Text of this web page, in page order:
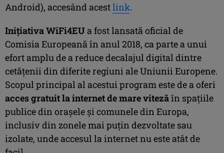
Android), accesând acestlink.
Inițiativa WiFi4EUa fost lansată oficial de
Comisia Europeană în anul 2018, ca parte a unui
efort amplu de a reduce decalajul digital dintre
cetățenii din diferite regiuni ale Uniunii Europene.
Scopul principal al acestui program este de a oferi
acces gratuit la internet de mare vitezăîn spațiile
publice din orașele și comunele din Europa,
inclusiv din zonele mai puțin dezvoltate sau
izolate, unde accesul la internet nu este atât de